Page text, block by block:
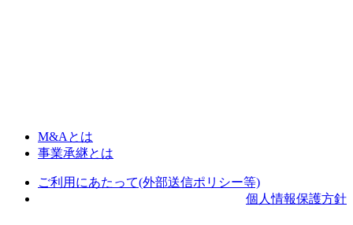
M&Aとは
事業承継とは
ご利用にあたって(外部送信ポリシー等)
個人情報保護方針